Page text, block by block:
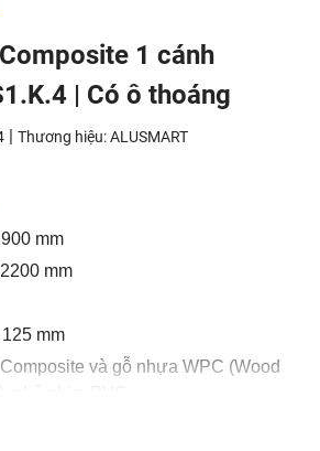
1 cánh
| Có ô thoáng
| Thương hiệu:ALUSMART
mm
mm
mm
và gỗ nhựa WPC (Wood
dán keo nhiệt PUR